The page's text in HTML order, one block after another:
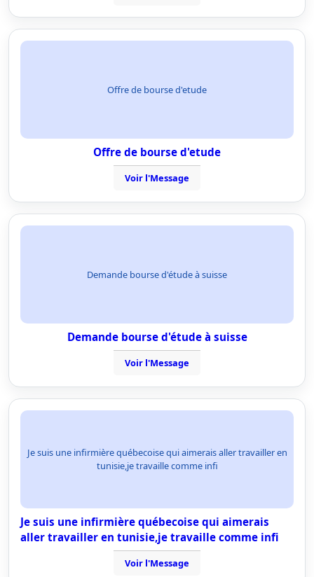
Offre de bourse d'etude
Offre de bourse d'etude
Voir l'Message
Demande bourse d'étude à suisse
Demande bourse d'étude à suisse
Voir l'Message
Je suis une infirmière québecoise qui aimerais aller travailler en
tunisie,je travaille comme infi
Je suis une infirmière québecoise qui aimerais
aller travailler en tunisie,je travaille comme infi
Voir l'Message